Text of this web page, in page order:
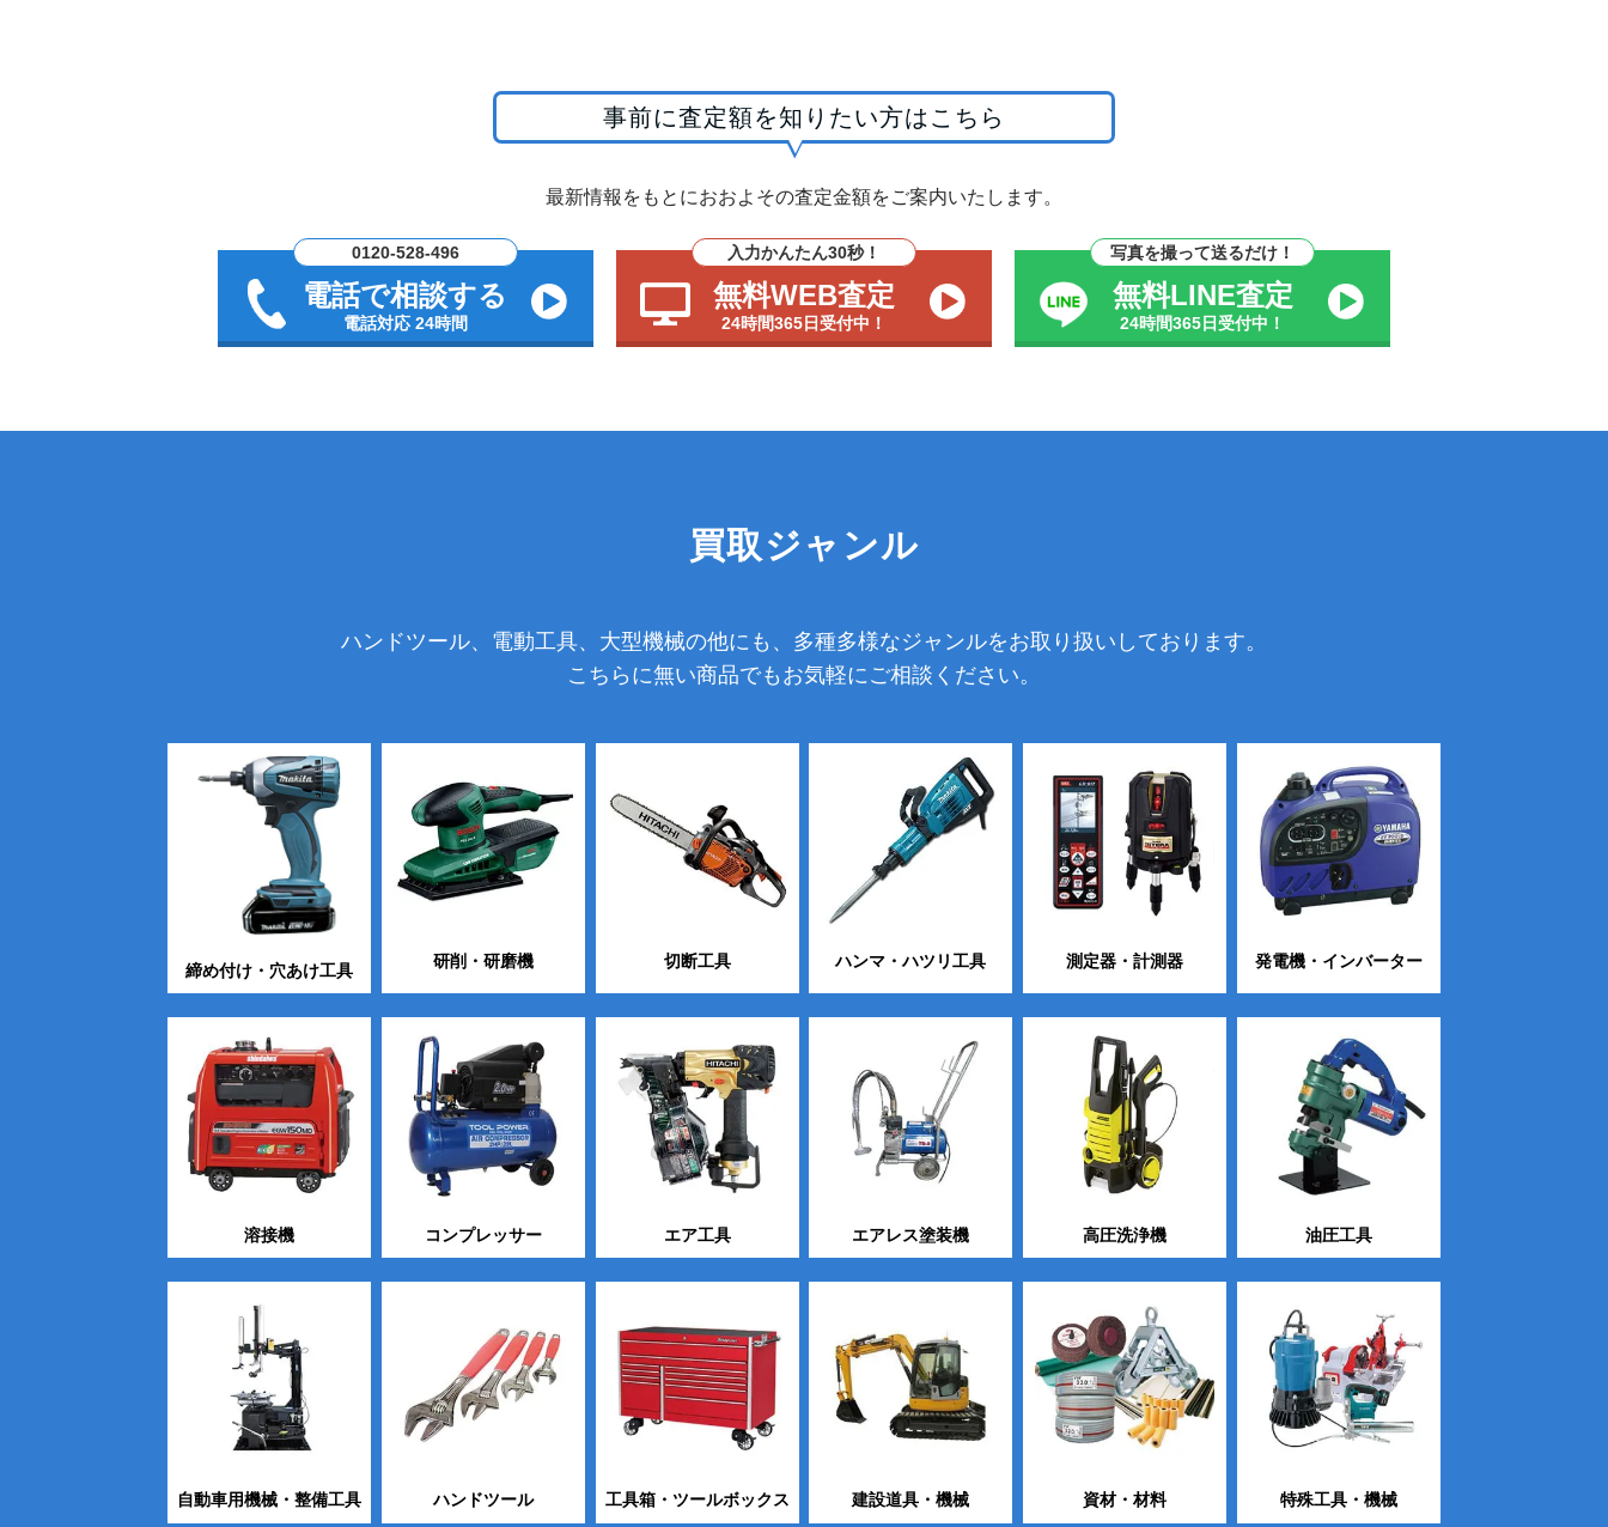
事前に査定額を知りたい方はこちら
最新情報をもとにおおよその査定金額をご案内いたします。
0120-528-496
電話で相談する
電話対応 24時間
入力かんたん30秒！
無料WEB査定
24時間365日受付中！
写真を撮って送るだけ！
無料LINE査定
24時間365日受付中！
買取ジャンル
ハンドツール、電動工具、大型機械の他にも、多種多様なジャンルをお取り扱いしております。
こちらに無い商品でもお気軽にご相談ください。
締め付け・穴あけ工具 研削・研磨機 切断工具 ハンマ・ハツリ工具 測定器・計測器 発電機・インバーター
溶接機 コンプレッサー エア工具 エアレス塗装機 高圧洗浄機 油圧工具
自動車用機械・整備工具 ハンドツール 工具箱・ツールボックス 建設道具・機械 資材・材料 特殊工具・機械